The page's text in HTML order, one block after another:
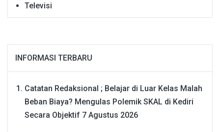
Televisi
INFORMASI TERBARU
Catatan Redaksional ; Belajar di Luar Kelas Malah
Beban Biaya? Mengulas Polemik SKAL di Kediri
Secara Objektif 7 Agustus 2026